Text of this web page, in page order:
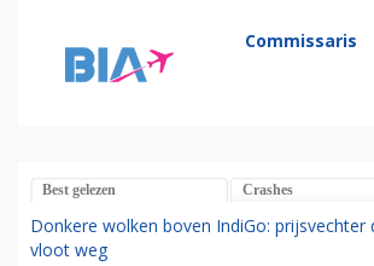
Commissaris
Best gelezen Crashes
Donkere wolken boven IndiGo: prijsvechter
vloot weg